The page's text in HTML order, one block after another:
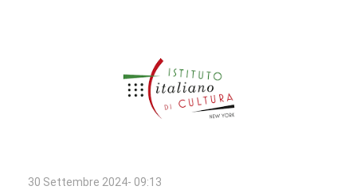
30 Settembre 2024- 09:13